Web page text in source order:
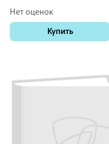
Нет оценок
Купить